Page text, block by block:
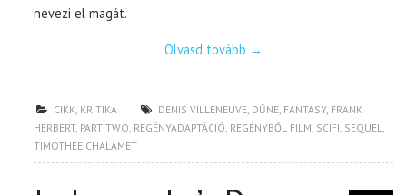
nevezi el magát.
Olvasd tovább →
CIKK KRITIKA DENIS VILLENEUVE DŰNE FANTASY, FRANK
HERBERT, PART TWO REGÉNYADAPTÁCIÓ REGÉNYBŐL FILM SCIFI SEQUEL
TIMOTHEE CHALAMET